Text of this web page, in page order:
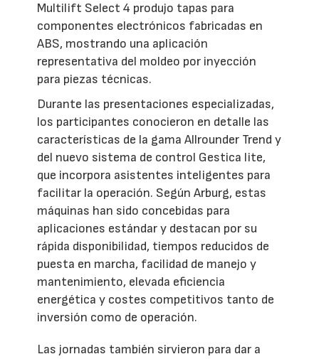
Multilift Select 4 produjo tapas para
componentes electrónicos fabricadas en
ABS, mostrando una aplicación
representativa del moldeo por inyección
para piezas técnicas.
Durante las presentaciones especializadas,
los participantes conocieron en detalle las
características de la gama Allrounder Trend y
del nuevo sistema de control Gestica lite,
que incorpora asistentes inteligentes para
facilitar la operación. Según Arburg, estas
máquinas han sido concebidas para
aplicaciones estándar y destacan por su
rápida disponibilidad, tiempos reducidos de
puesta en marcha, facilidad de manejo y
mantenimiento, elevada eficiencia
energética y costes competitivos tanto de
inversión como de operación.
Las jornadas también sirvieron para dar a